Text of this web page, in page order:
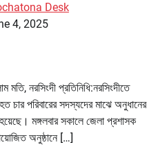
Desk
4, 2025
নরসিংদী প্রতিনিধি:নরসিংদীতে
চার পরিবারের সদস্যদের মাঝে অনুধানের
মঙ্গলবার সকালে জেলা প্রশাসক
অনুষ্ঠানে […]